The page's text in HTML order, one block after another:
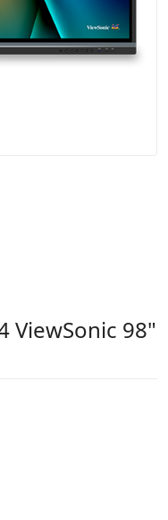
ViewSonic 98"